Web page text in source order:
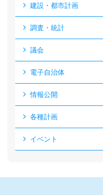
建設・都市計画
調査・統計
議会
電子自治体
情報公開
各種計画
イベント